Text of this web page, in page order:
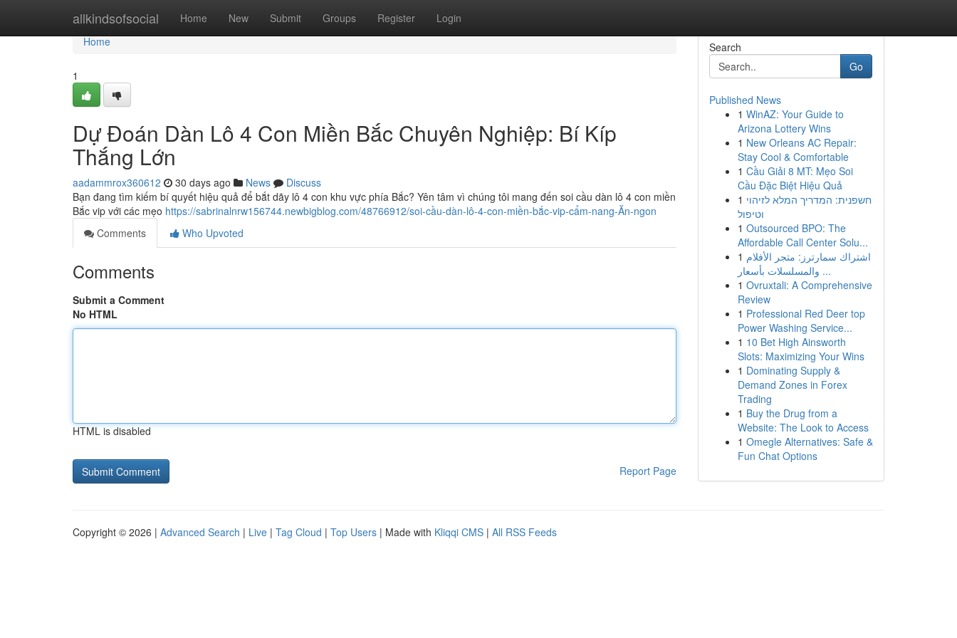
allkindsofsocial Home New Submit Groups Register Login
Home
Home
1
Dự Đoán Dàn Lô 4 Con Miền Bắc Chuyên Nghiệp: Bí Kíp
Thắng Lớn
aadammrox360612 30 days ago News
Discuss
Bạn đang tìm kiếm bí quyết hiệu quả để bắt dãy lô 4 con khu vực phía Bắc? Yên tâm vì chúng tôi mang đến soi cầu dàn lô 4 con miền
Bắc vip với các mẹo https://sabrinalnrw156744.newbigblog.com/48766912/soi-cầu-dàn-lô-4-con-miền-bắc-vip-cẩm-nang-Ăn-ngon
Comments
Who Upvoted
Comments
Submit a Comment
No HTML
HTML is disabled
Report Page
Search
Go
Published News
1 WinAZ: Your Guide to
Arizona Lottery Wins
1 New Orleans AC Repair:
Stay Cool & Comfortable
1 Cầu Giải 8 MT: Mẹo Soi
Cầu Đặc Biệt Hiệu Quả
1 חשפנית: המדריך המלא לזיהוי
וטיפול
1 Outsourced BPO: The
Affordable Call Center Solu...
1 اشتراك سمارترز: متجر الأفلام
والمسلسلات بأسعار ...
1 Ovruxtali: A Comprehensive
Review
1 Professional Red Deer top
Power Washing Service...
1 10 Bet High Ainsworth
Slots: Maximizing Your Wins
1 Dominating Supply &
Demand Zones in Forex
Trading
1 Buy the Drug from a
Website: The Look to Access
1 Omegle Alternatives: Safe &
Fun Chat Options
Copyright © 2026 | Advanced Search | Live | Tag Cloud | Top Users | Made with Kliqqi CMS | All RSS Feeds